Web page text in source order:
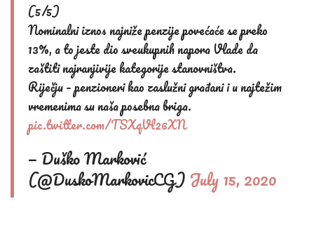
(5/5)
Nominalni iznos najniže penzije povećaće se preko
13%, a to jeste dio sveukupnih napora Vlade da
zaštiti najranjivije kategorije stanovništva.
Riječju – penzioneri kao zaslužni građani i u najtežim
vremenima su naša posebna briga.
pic.twitter.com/TSXqVl26XN
— Duško Marković
(@DuskoMarkovicCG) July 15, 2020